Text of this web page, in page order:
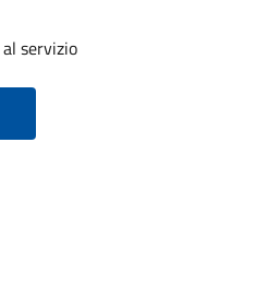
servizio